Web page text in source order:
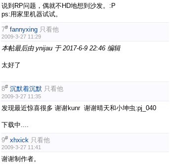
说到RP问题，偶就不HD地想到沙发。:P
ps:用家里机器试试。
7# fannyxing 只看他
2009-3-27 11:29
本帖最后由 ynijau 于 2017-6-9 22:46 编辑
太好了
8# 沉默着沉默 只看他
2009-3-27 11:35
发现最近惊喜很多 谢谢kunr 谢谢晴天和小坤虫:pj_040
下载中....
9# xhxick 只看他
2009-3-27 11:41
谢谢制作者。